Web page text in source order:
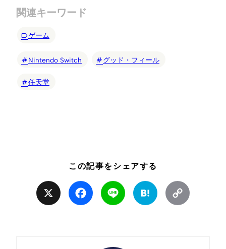
関連キーワード
ゲーム
Nintendo Switch グッド・フィール
任天堂
この記事をシェアする
Facebook Line Hatena